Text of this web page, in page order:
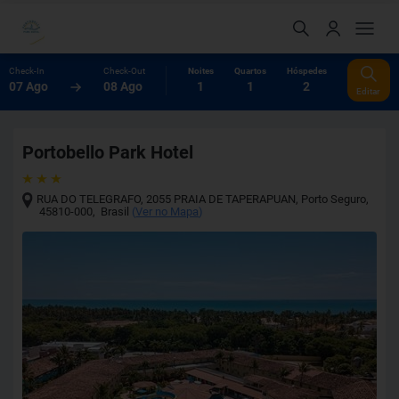
Check-In
07 Ago
Check-Out
08 Ago
Noites
1
Quartos
1
Hóspedes
2 Editar
Portobello Park Hotel
RUA DO TELEGRAFO, 2055 PRAIA DE TAPERAPUAN, Porto Seguro,
45810-000, Brasil (Ver no Mapa)